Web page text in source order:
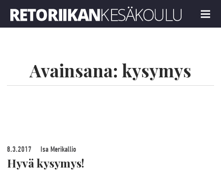
MENU
Avainsana: kysymys
8.3.2017 Isa Merikallio
Hyvä kysymys!